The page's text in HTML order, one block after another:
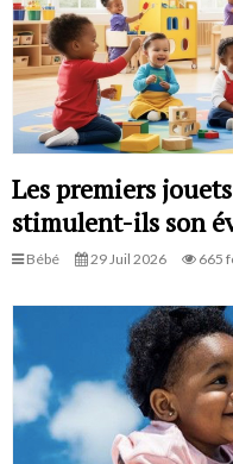
Les premiers
stimulent-ils son
Bébé 29 Juil 2026 665